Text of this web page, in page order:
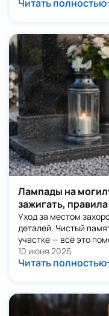
Читать полностью
Лампады на
зажигать,
Уход за местом
деталей. Чистый
участке — всё это
10 июня 2026
Читать полностью